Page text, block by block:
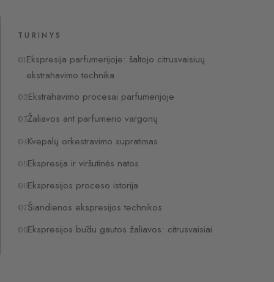
TURINYS
Ekspresija parfumerijoje: šaltojo citrusvaisiuų
ekstrahavimo technika
Ekstrahavimo procesai parfumerijoje
Žaliavos ant parfumerio vargonų
Kvepalų orkestravimo supratimas
Ekspresija ir viršutinės natos
Ekspresijos proceso istorija
Šiandienos ekspresijos technikos
Ekspresijos būdu gautos žaliavos: citrusvaisiai